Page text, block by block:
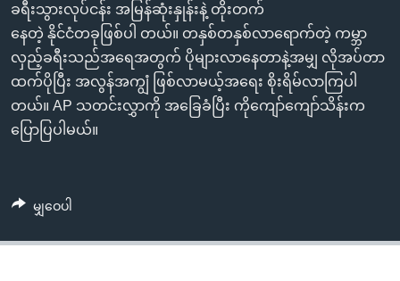
နေရာ
ခရီးသွားလုပ်ငန်း အမြန်ဆုံးနှုန်းနဲ့ တိုးတက်
နေတဲ့ နိုင်ငံတခုဖြစ်ပါ တယ်။ တနှစ်တနှစ်လာရောက်တဲ့ ကမ္ဘာ
လှည့်ခရီးသည်အရေအတွက် ပိုများလာနေတာနဲ့အမျှ လိုအပ်တာ
ထက်ပိုပြီး အလွန်အကျွံ ဖြစ်လာမယ့်အရေး စိုးရိမ်လာကြပါ
တယ်။ AP သတင်းလွှာကို အခြေခံပြီး ကိုကျော်ကျော်သိန်းက
ပြောပြပါမယ်။
မျှဝေပါ